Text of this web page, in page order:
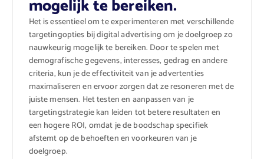
mogelijk te bereiken.
Het is essentieel om te experimenteren met verschillende
targetingopties bij digital advertising om je doelgroep zo
nauwkeurig mogelijk te bereiken. Door te spelen met
demografische gegevens, interesses, gedrag en andere
criteria, kun je de effectiviteit van je advertenties
maximaliseren en ervoor zorgen dat ze resoneren met de
juiste mensen. Het testen en aanpassen van je
targetingstrategie kan leiden tot betere resultaten en
een hogere ROI, omdat je de boodschap specifiek
afstemt op de behoeften en voorkeuren van je
doelgroep.